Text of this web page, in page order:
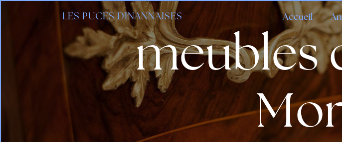
LES PUCES DINANNAISES Accueil
meubles
Panneau de gestion des cookies